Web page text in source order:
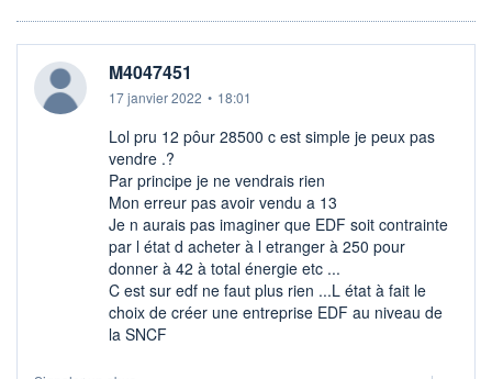
M4047451
17 janvier 2022 • 18:01
Lol pru 12 pôur 28500 c est simple je peux pas
vendre .?
Par principe je ne vendrais rien
Mon erreur pas avoir vendu a 13
Je n aurais pas imaginer que EDF soit contrainte
par l état d acheter à l etranger à 250 pour
donner à 42 à total énergie etc ...
C est sur edf ne faut plus rien ...L état à fait le
choix de créer une entreprise EDF au niveau de
la SNCF